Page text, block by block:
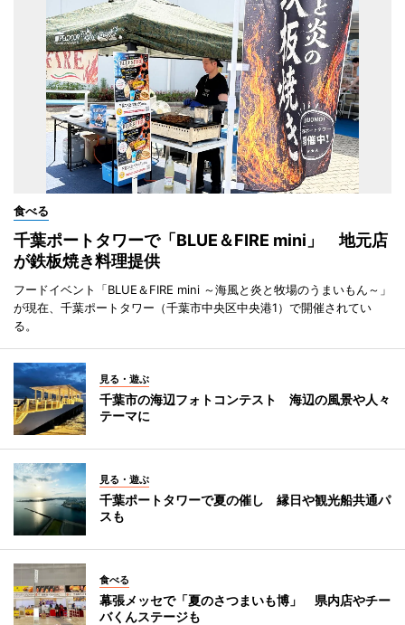
食べる
千葉ポートタワーで「BLUE＆FIRE mini」 地元店
が鉄板焼き料理提供
フードイベント「BLUE＆FIRE mini ～海風と炎と牧場のうまいもん～」
が現在、千葉ポートタワー（千葉市中央区中央港1）で開催されてい
る。
見る・遊ぶ
千葉市の海辺フォトコンテスト 海辺の風景や人々
テーマに
見る・遊ぶ
千葉ポートタワーで夏の催し 縁日や観光船共通パ
スも
食べる
幕張メッセで「夏のさつまいも博」 県内店やチー
バくんステージも